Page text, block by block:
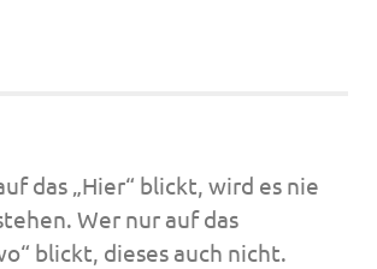
das „Hier“ blickt, wird es nie
Wer nur auf das
blickt, dieses auch nicht.